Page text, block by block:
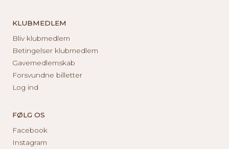
KLUBMEDLEM
Bliv klubmedlem
Betingelser klubmedlem
Gavemedlemskab
Forsvundne billetter
Log ind
FØLG OS
Facebook
Instagram